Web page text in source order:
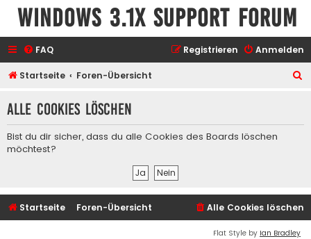
Windows 3.1x Support Forum
FAQ Anmelden
Registrieren
Startseite Foren-Übersicht
h
Alle Cookies löschen
Bist du dir sicher, dass du alle Cookies des Boards löschen
möchtest?
Startseite Foren-Übersicht Alle Cookies löschen
Flat Style by Ian Bradley